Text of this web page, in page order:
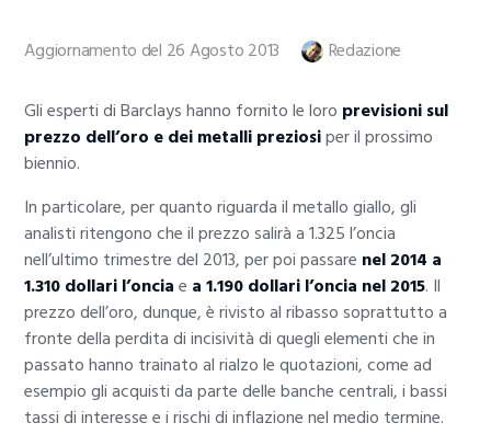
Aggiornamento del 26 Agosto 2013 Redazione
Gli esperti di Barclays hanno fornito le loro previsioni sul
prezzo dell’oro e dei metalli preziosiper il prossimo
biennio.
In particolare, per quanto riguarda il metallo giallo, gli
analisti ritengono che il prezzo salirà a 1.325 l’oncia
nell’ultimo trimestre del 2013, per poi passare nel 2014 a
1.310 dollari l’onciae a 1.190 dollari l’oncia nel 2015. Il
prezzo dell’oro, dunque, è rivisto al ribasso soprattutto a
fronte della perdita di incisività di quegli elementi che in
passato hanno trainato al rialzo le quotazioni, come ad
esempio gli acquisti da parte delle banche centrali, i bassi
tassi di interesse e i rischi di inflazione nel medio termine.